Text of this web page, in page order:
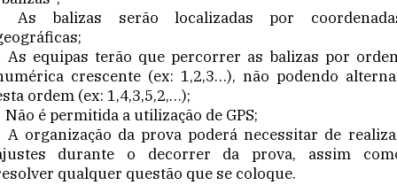
As balizas serão localizadas por
As equipas terão que percorrer as balizas por
crescente (ex: 1,2,3…), não podendo
ordem (ex: 1,4,3,5,2,…);
Não é permitida a utilização de GPS;
A organização da prova poderá necessitar de
durante o decorrer da prova, assim
qualquer questão que se coloque.